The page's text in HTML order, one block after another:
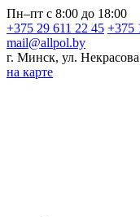
Пн–пт с 8:00 до 18:00
+375 29 611 22 45 +375
mail@allpol.by
г. Минск, ул.
на карте